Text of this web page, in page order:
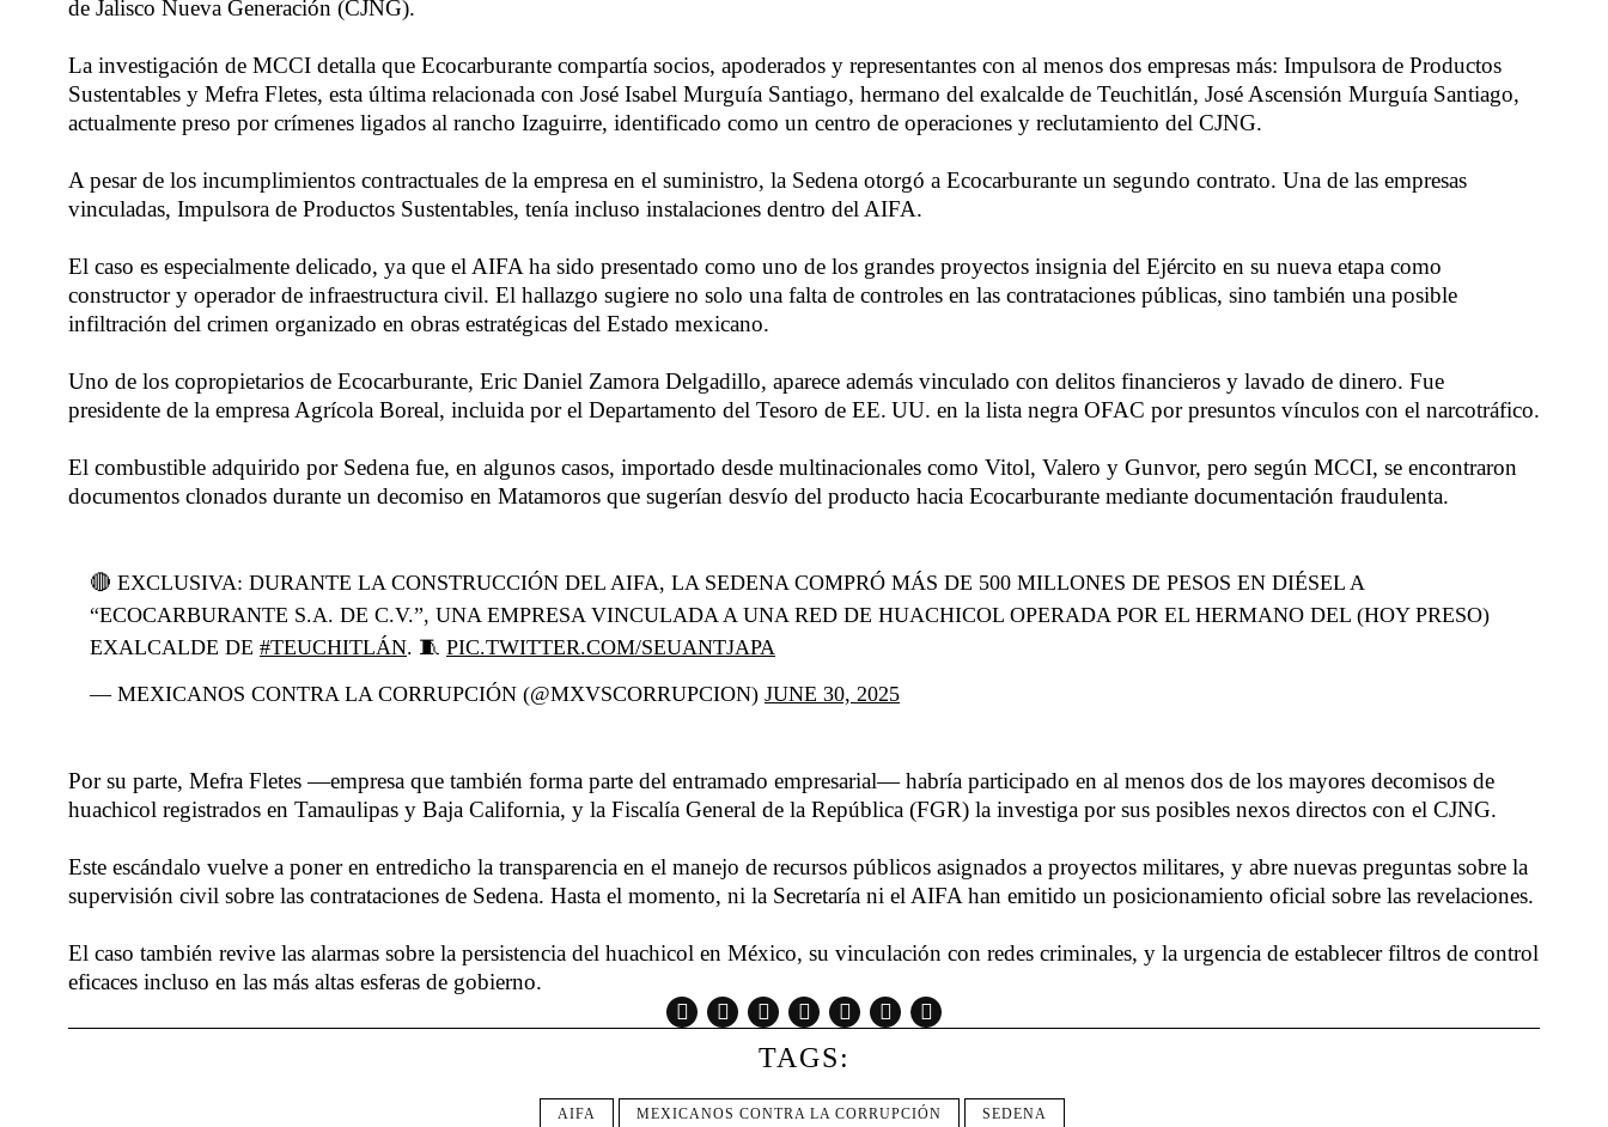
de Jalisco Nueva Generación (CJNG).
La investigación de MCCI detalla que Ecocarburante compartía socios, apoderados y representantes con al menos dos empresas más: Impulsora de Productos
Sustentables y Mefra Fletes, esta última relacionada con José Isabel Murguía Santiago, hermano del exalcalde de Teuchitlán, José Ascensión Murguía Santiago,
actualmente preso por crímenes ligados al rancho Izaguirre, identificado como un centro de operaciones y reclutamiento del CJNG.
A pesar de los incumplimientos contractuales de la empresa en el suministro, la Sedena otorgó a Ecocarburante un segundo contrato. Una de las empresas
vinculadas, Impulsora de Productos Sustentables, tenía incluso instalaciones dentro del AIFA.
El caso es especialmente delicado, ya que el AIFA ha sido presentado como uno de los grandes proyectos insignia del Ejército en su nueva etapa como
constructor y operador de infraestructura civil. El hallazgo sugiere no solo una falta de controles en las contrataciones públicas, sino también una posible
infiltración del crimen organizado en obras estratégicas del Estado mexicano.
Uno de los copropietarios de Ecocarburante, Eric Daniel Zamora Delgadillo, aparece además vinculado con delitos financieros y lavado de dinero. Fue
presidente de la empresa Agrícola Boreal, incluida por el Departamento del Tesoro de EE. UU. en la lista negra OFAC por presuntos vínculos con el narcotráfico.
El combustible adquirido por Sedena fue, en algunos casos, importado desde multinacionales como Vitol, Valero y Gunvor, pero según MCCI, se encontraron
documentos clonados durante un decomiso en Matamoros que sugerían desvío del producto hacia Ecocarburante mediante documentación fraudulenta.
🔴 EXCLUSIVA: DURANTE LA CONSTRUCCIÓN DEL AIFA, LA SEDENA COMPRÓ MÁS DE 500 MILLONES DE PESOS EN DIÉSEL A
“ECOCARBURANTE S.A. DE C.V.”, UNA EMPRESA VINCULADA A UNA RED DE HUACHICOL OPERADA POR EL HERMANO DEL (HOY PRESO)
EXALCALDE DE #TEUCHITLÁN. 🧵 PIC.TWITTER.COM/SEUANTJAPA
— MEXICANOS CONTRA LA CORRUPCIÓN (@MXVSCORRUPCION) JUNE 30, 2025
Por su parte, Mefra Fletes —empresa que también forma parte del entramado empresarial— habría participado en al menos dos de los mayores decomisos de
huachicol registrados en Tamaulipas y Baja California, y la Fiscalía General de la República (FGR) la investiga por sus posibles nexos directos con el CJNG.
Este escándalo vuelve a poner en entredicho la transparencia en el manejo de recursos públicos asignados a proyectos militares, y abre nuevas preguntas sobre la
supervisión civil sobre las contrataciones de Sedena. Hasta el momento, ni la Secretaría ni el AIFA han emitido un posicionamiento oficial sobre las revelaciones.
El caso también revive las alarmas sobre la persistencia del huachicol en México, su vinculación con redes criminales, y la urgencia de establecer filtros de control
eficaces incluso en las más altas esferas de gobierno.
TAGS:
AIFA MEXICANOS CONTRA LA CORRUPCIÓN SEDENA